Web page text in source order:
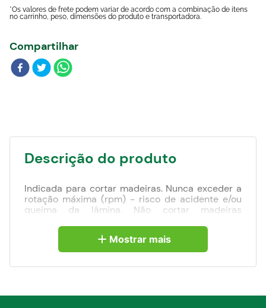
*Os valores de frete podem variar de acordo com a combinação de itens
no carrinho, peso, dimensões do produto e transportadora.
Compartilhar
Descrição do produto
Indicada para cortar madeiras. Nunca exceder a
rotação máxima (rpm) - risco de acidente e/ou
queima da lâmina. Não cortar madeiras
em MDF, a vida útil da serra e o nível de
qualidade do acabamento serão reduzidos.
Corpo em aço carbono com dentes de metal
Detalhes técnicos:
Mostrar mais
Blog